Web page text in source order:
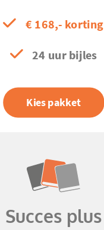
€ 168,- korting
24 uur bijles
Kies pakket
Succes plus